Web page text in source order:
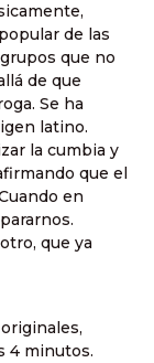
de las
que no
de que
Se ha
latino.
la cumbia y
que el
en
que ya
4 minutos.